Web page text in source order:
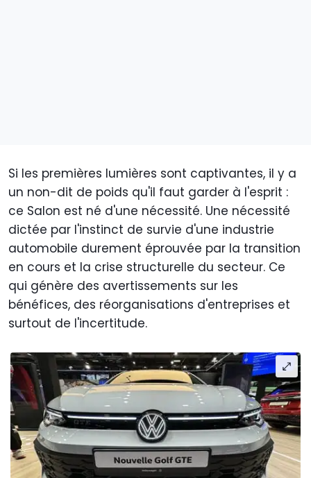
Si les premières lumières sont captivantes, il y a
un non-dit de poids qu'il faut garder à l'esprit :
ce Salon est né d'une nécessité. Une nécessité
dictée par l'instinct de survie d'une industrie
automobile durement éprouvée par la transition
en cours et la crise structurelle du secteur. Ce
qui génère des avertissements sur les
bénéfices, des réorganisations d'entreprises et
surtout de l'incertitude.